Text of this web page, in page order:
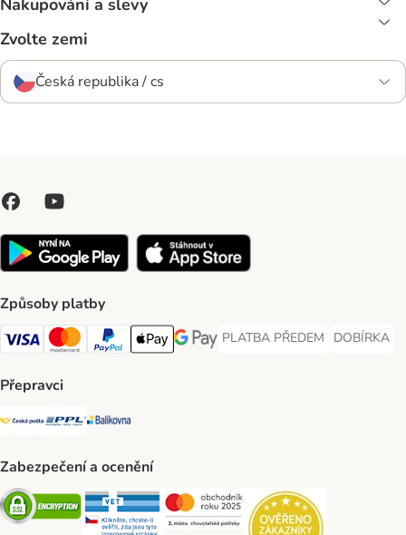
Nakupování a slevy
Zvolte zemi
Česká republika / cs
Způsoby platby
Visa Payment Method
Mastercard Payment Method
PayPal Payment Method
Apple pay Payment Method
GooglePay Payment Method
PLATBA PŘEDEM
PLATBA PŘEDEM Payment
DOBÍRKA
DOBÍRKA
Přepravci
Česká pošta Shipping Method
PPL Shipping Method
Balíkovna Shipping Method
Zabezpečení a ocenění
Security Security Security